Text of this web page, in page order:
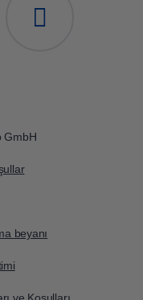
GmbH
beyanı